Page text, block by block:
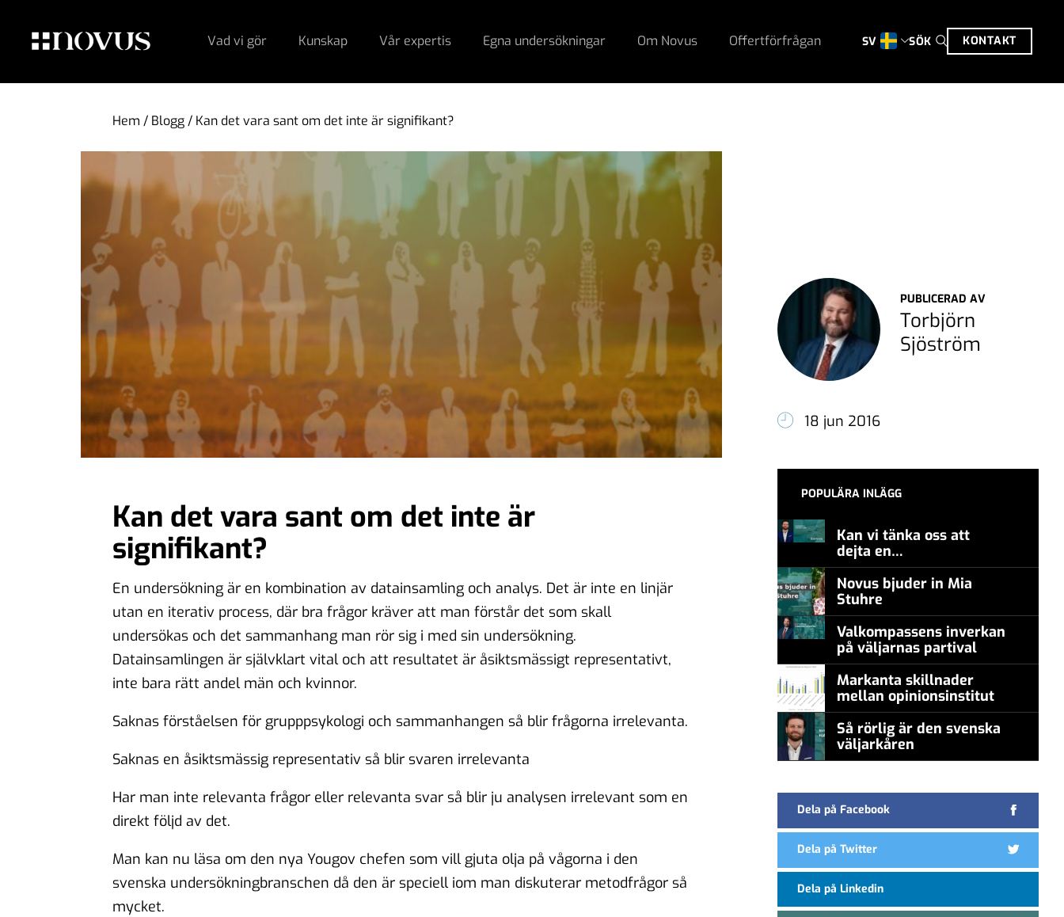
Vad vi gör Kunskap Vår expertis Egna undersökningar Om Novus Offertförfrågan SV SÖK KONTAKT
Hem / Blogg/ Kan det vara sant om det inte är signifikant?
Kan det vara sant om det inte är
signifikant?
En undersökning är en kombination av datainsamling och analys. Det är inte en linjär
utan en iterativ process, där bra frågor kräver att man förstår det som skall
undersökas och det sammanhang man rör sig i med sin undersökning.
Datainsamlingen är självklart vital och att resultatet är åsiktsmässigt representativt,
inte bara rätt andel män och kvinnor.
Saknas förståelsen för grupppsykologi och sammanhangen så blir frågorna irrelevanta.
Saknas en åsiktsmässig representativ så blir svaren irrelevanta
Har man inte relevanta frågor eller relevanta svar så blir ju analysen irrelevant som en
direkt följd av det.
Man kan nu läsa om den nya Yougov chefen som vill gjuta olja på vågorna i den
svenska undersökningbranschen då den är speciell iom man diskuterar metodfrågor så
mycket.
PUBLICERAD AV
Torbjörn
Sjöström
18 jun 2016
POPULÄRA INLÄGG
Kan vi tänka oss att
dejta en
meningsmotståndare?
Novus bjuder in Mia
Stuhre
Valkompassens inverkan
på väljarnas partival
Markanta skillnader
mellan opinionsinstitut
Så rörlig är den svenska
väljarkåren
Dela på Facebook
Dela på Twitter
Dela på Linkedin